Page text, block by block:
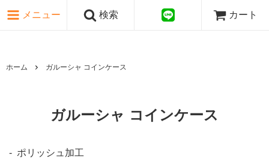
メニュー 検索 カート
ホーム ガルーシャ コインケース
ガルーシャ コインケース
ポリッシュ加工
ピンク・レッド系
ゴールド・シルバー系